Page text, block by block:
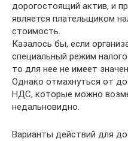
дорогостоящий актив, и
является плательщиком
стоимость.
Казалось бы, если
специальный режим
то для нее не имеет
Однако отмахнуться от
НДС, которые можно
недальновидно.
Варианты действий для